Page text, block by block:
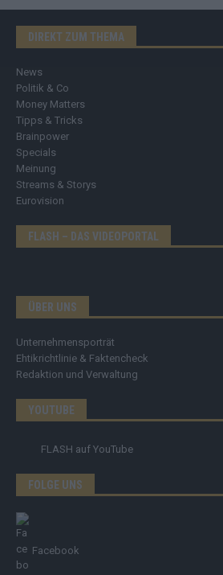
DIREKT ZUM THEMA
News
Politik & Co
Money Matters
Tipps & Tricks
Brainpower
Specials
Meinung
Streams & Storys
Eurovision
FLASH – DAS VIDEOPORTAL
ÜBER UNS
Unternehmensporträt
Ehtikrichtlinie & Faktencheck
Redaktion und Verwaltung
YOUTUBE
FLASH auf YouTube
FOLGE UNS
Facebook